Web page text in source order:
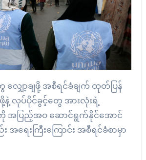
ျှော့ချဖို့ အစီရင်ခံချက် ထုတ်ပြန်
နဲ့ လုပ်ပိုင်ခွင့်တွေ အားလုံးရဲ့
အပြည့်အဝ ဆောင်ရွက်နိုင်အောင်
ရေးကြီးကြောင်း အစီရင်ခံစာမှာ